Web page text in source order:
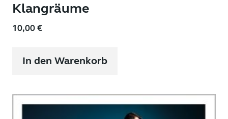
Klangräume
10,00€
In den Warenkorb